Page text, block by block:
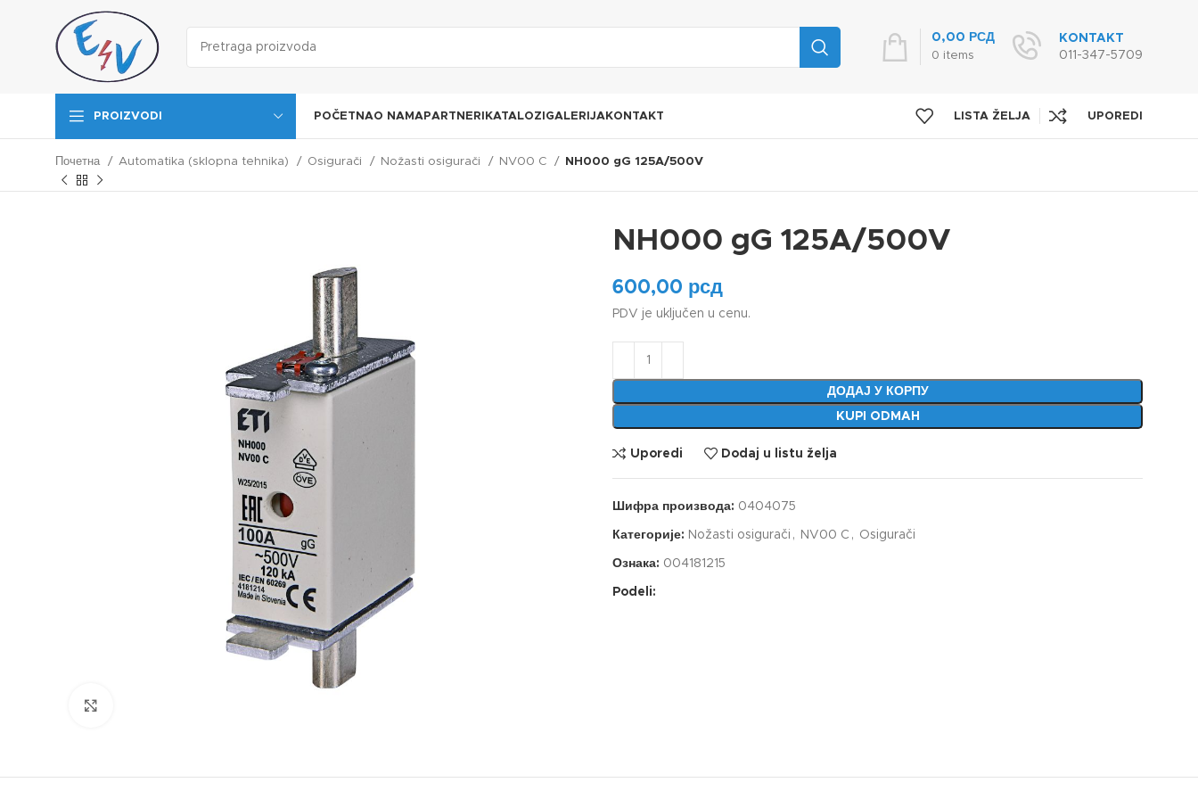
0 items
0,00 РСД
KONTAKT
011-347-5709
PROIZVODI POČETNAO NAMA PARTNERI KATALOZI GALERIJA KONTAKT LISTA ŽELJA UPOREDI
Почетна Automatika (sklopna tehnika) Osigurači Nožasti osigurači NV00 C NH000 gG 125A/500V
NH000 gG 125A/500V
600,00 рсд
PDV je uključen u cenu.
ДОДАЈ У КОРПУ
KUPI ODMAH
Uporedi Dodaj u listu želja
Шифра производа: 0404075
Категорије: Nožasti osigurači , NV00 C , Osigurači
Ознака: 004181215
Podeli: